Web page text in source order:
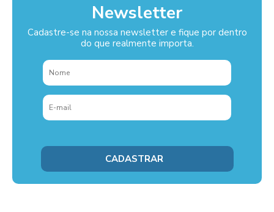
Newsletter
Cadastre-se na nossa newsletter e fique por dentro
do que realmente importa.